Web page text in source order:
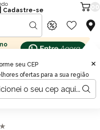
seu CEP
ofertas para a sua região
×
Cadastre-se
cachorro
Azul N°2 para